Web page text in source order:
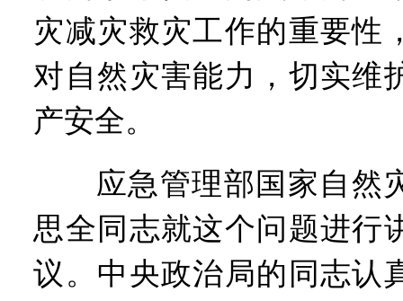
灾减灾救灾工作的重要性
对自然灾害能力，切实维
产安全。
应急管理部国家自然
思全同志就这个问题进行
议。中央政治局的同志认